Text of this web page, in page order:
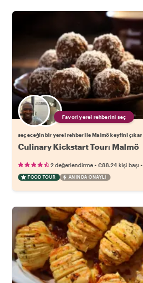
Favori yerel rehberini seç
seçeceğin bir yerel rehber ile Malmö keyfini çıkar
Culinary Kickstart Tour: Malmö
2 değerlendirme • €88.24 kişi başı •
FOOD TOUR ANINDA ONAYLI